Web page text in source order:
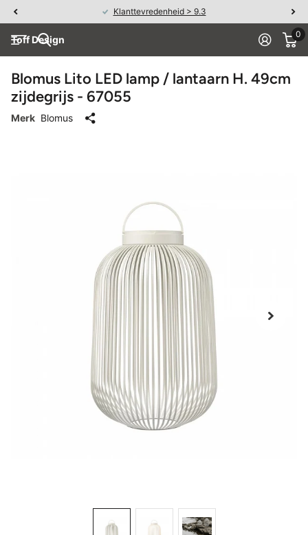
Klanttevredenheid > 9.3
Toff Design 0
Blomus Lito LED lamp / lantaarn H. 49cm
zijdegrijs - 67055
Merk Blomus